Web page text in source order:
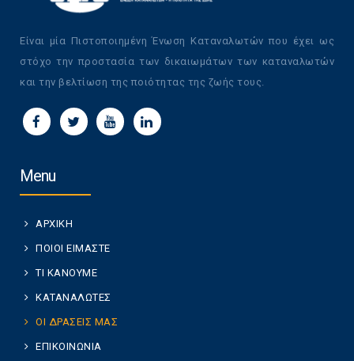
Είναι μία Πιστοποιημένη Ένωση Καταναλωτών που έχει ως
στόχο την προστασία των δικαιωμάτων των καταναλωτών
και την βελτίωση της ποιότητας της ζωής τους.
Menu
ΑΡΧΙΚΗ
ΠΟΙΟΙ ΕΙΜΑΣΤΕ
ΤΙ ΚΑΝΟΥΜΕ
ΚΑΤΑΝΑΛΩΤΕΣ
ΟΙ ΔΡΑΣΕΙΣ ΜΑΣ
ΕΠΙΚΟΙΝΩΝΙΑ